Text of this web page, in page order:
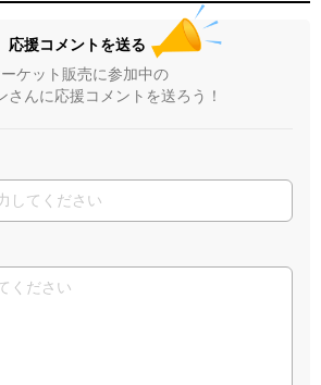
応援コメントを送る
ケット販売に参加中の
さんに応援コメントを送ろう！